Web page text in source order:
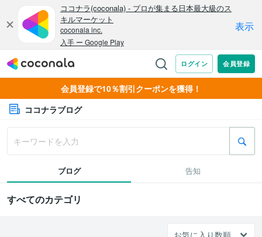
会員登録で10％割引クーポンを獲得！
ココナラブログ
ブログ 告知
すべてのカテゴリ